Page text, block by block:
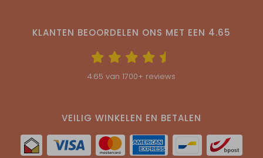
KLANTEN BEOORDELEN ONS MET EEN 4.65
4.65 van 1700+ reviews
VEILIG WINKELEN EN BETALEN